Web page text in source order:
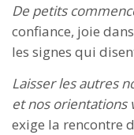
De petits
confiance, joie
les signes qui
Laisser les autres
et nos orientations
exige la rencontre